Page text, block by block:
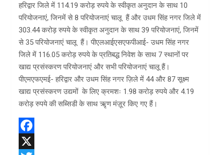
हरिद्वार जिले में 114.19 करोड़ रुपये के स्वीकृत अनुदान के साथ 10
परियोजनाएं, जिनमें से 8 परियोजनाएं चालू हैं और उधम सिंह नगर जिले में
303.44 करोड़ रुपये के स्वीकृत अनुदान के साथ 39 परियोजनाएं, जिनमें
से 35 परियोजनाएं चालू हैं। पीएलआईएसएफपीआई- उधम सिंह नगर
जिले में 116.05 करोड़ रुपये के प्रतिबद्ध निवेश के साथ 7 स्थानों पर
खाद्य प्रसंस्करण परियोजनाएं और सभी परियोजनाएं चालू हैं।
पीएमएफएमई- हरिद्वार और उधम सिंह नगर ज़िले में 44 और 87 सूक्ष्म
खाद्य प्रसंस्करण उद्यमों के लिए क्रमशः 1.98 करोड़ रुपये और 4.19
करोड़ रुपये की सब्सिडी के साथ ऋृण मंज़ूर किए गए हैं।
F